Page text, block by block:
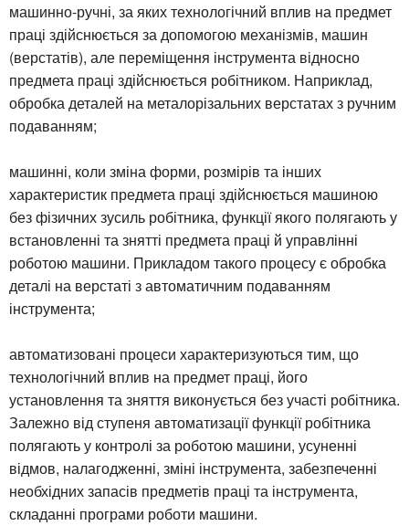
машинно-ручні, за яких технологічний вплив на предмет
праці здійснюється за допомогою механізмів, машин
(верстатів), але переміщення інструмента відносно
предмета праці здійснюється робітником. Наприклад,
обробка деталей на металорізальних верстатах з ручним
подаванням;
машинні, коли зміна форми, розмірів та інших
характеристик предмета праці здійснюється машиною
без фізичних зусиль робітника, функції якого полягають у
встановленні та знятті предмета праці й управлінні
роботою машини. Прикладом такого процесу є обробка
деталі на верстаті з автоматичним подаванням
інструмента;
автоматизовані процеси характеризуються тим, що
технологічний вплив на предмет праці, його
установлення та зняття виконується без участі робітника.
Залежно від ступеня автоматизації функції робітника
полягають у контролі за роботою машини, усуненні
відмов, налагодженні, зміні інструмента, забезпеченні
необхідних запасів предметів праці та інструмента,
складанні програми роботи машини.